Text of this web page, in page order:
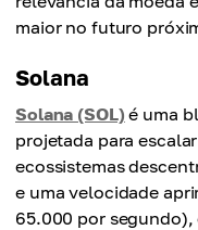
maior no futuro
Solana
Solana (SOL) é uma
projetada para
ecossistemas
e uma velocidade
65.000 por segundo),